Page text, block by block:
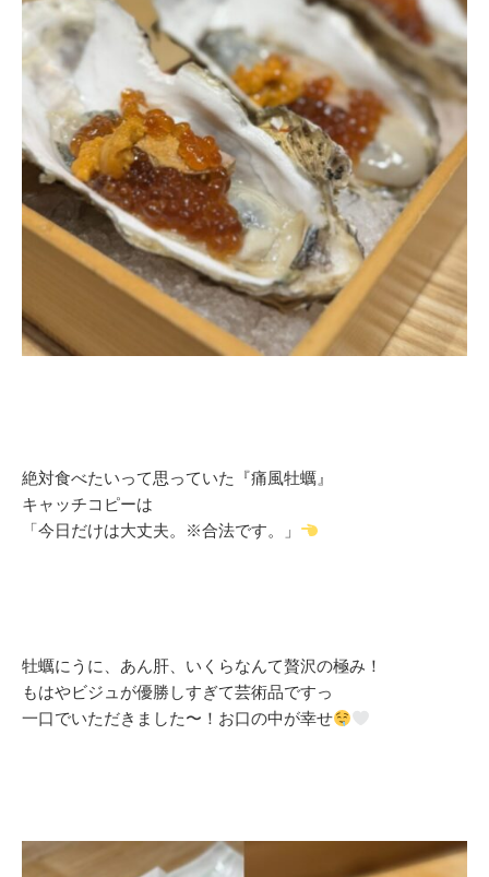
絶対食べたいって思っていた『痛風牡蠣』
キャッチコピーは
「今日だけは大丈夫。※合法です。」
牡蠣にうに、あん肝、いくらなんて贅沢の極み！
もはやビジュが優勝しすぎて芸術品ですっ
一口でいただきました〜！お口の中が幸せ